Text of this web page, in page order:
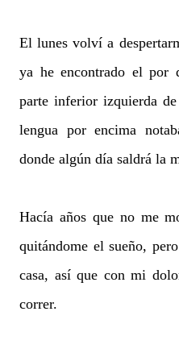
El lunes volví a
ya he encontrado el por
parte inferior izquierda
lengua por encima
donde algún día saldrá la
Hacía años que no me
quitándome el sueño,
casa, así que con mi
correr.